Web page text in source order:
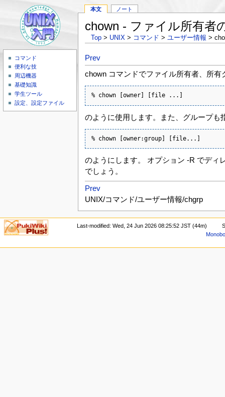
コマンド
便利な技
周辺機器
基礎知識
学生ツール
設定、設定ファイル
本文 ノート
chown - ファイル所有者
Top > UNIX > コマンド >ユーザー情報 >
Prev
chown コマンドでファイル所有者、所
% chown [owner] [file ...]
のように使用します。また、グループも
% chown [owner:group] [file...]
のようにします。 オプション -R でディ
でしょう。
Prev
UNIX/コマンド/ユーザー情報/chgrp
Last-modified: Wed, 24 Jun 2026 08:25:52 JST (44m)